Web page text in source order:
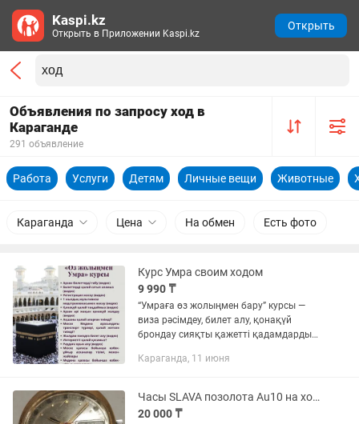
Объявления по запросу ход в
Караганде
291 объявление
Работа Услуги Детям Личные вещи Животные
Караганда Цена На обмен Есть фото
Курс Умра своим ходом
9 990 ₸
“Умраға өз жолыңмен бару” курсы —
виза рәсімдеу, билет алу, қонақүй
брондау сияқты қажетті қадамдарды
бетіңізше ұйымдастыруды үйретеді.
Караганда, 11 июня
Часы SLAVA позолота Au10 на ходу 27 камней с автоподзаводом
20 000 ₸
Kaspi.kz
Открыть в Приложении Kaspi.kz
Открыть